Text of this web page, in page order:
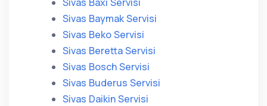
Sivas Baymak Servisi
Sivas Beko Servisi
Sivas Beretta Servisi
Sivas Bosch Servisi
Sivas Buderus Servisi
Sivas Daikin Servisi